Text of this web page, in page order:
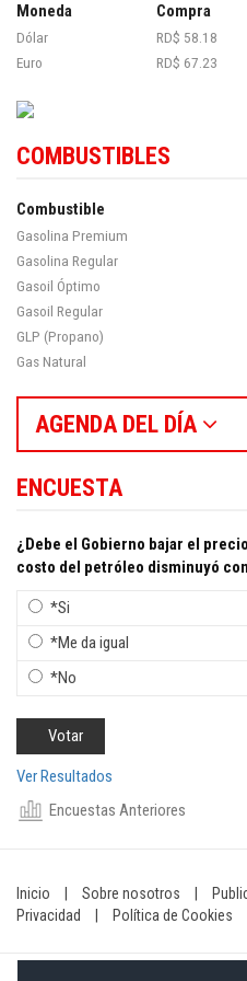
Moneda Compra
Dólar RD$ 58.18
Euro
RD$ 67.23
COMBUSTIBLES
Combustible
Gasolina Premium
Gasolina Regular
Gasoil Óptimo
Gasoil Regular
GLP (Propano)
Gas Natural
AGENDA DEL DÍA
ENCUESTA
¿Debe el Gobierno bajar el
costo del petróleo disminuyó
*Si
*Me da igual
*No
Ver Resultados
Encuestas Anteriores
Inicio Sobre nosotros
Privacidad
Política de Cookies